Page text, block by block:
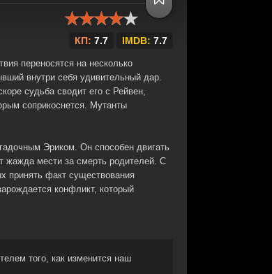
КП: 7.7 IMDB: 7.7
переносятся на несколько
внутри себя удивительный дар.
судьба сводит его с Рейвен,
соприкоснется. Мутанты
Эриком. Он способен двигать
жажда мести за смерть родителей. С
принять факт существования
конфликт, который
того, как изменится наш